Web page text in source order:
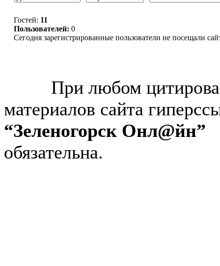
Гостей: 11
Пользователей: 0
Сегодня зарегистрированные пользователи не посещали
При любом
материалов сайта
“Зеленогорск Онл@йн”
обязательна.